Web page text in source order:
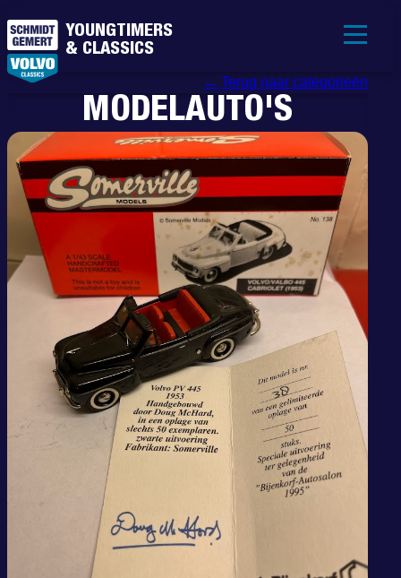
YOUNGTIMERS
& CLASSICS
← Terug naar categorieën
MODELAUTO'S